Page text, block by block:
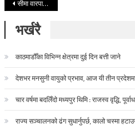
सीमा वारपार लागूऔषधको संगठित सञ्जाल नियन्त्रणमा सरकारी प्रतिवद्धता
भर्खरै
काठमाडौँका विभिन्न क्षेत्रमा दुई दिन बत्ती जाने
देशभर मनसुनी वायुको प्रभाव, आज यी तीन प्रदेशमा
चार वर्षमा बदलिँदो मध्यपुर थिमि : राजस्व वृद्धि,
राज्य सञ्चालनको ढंग सुधार्नुपर्छ, कालो चस्मा